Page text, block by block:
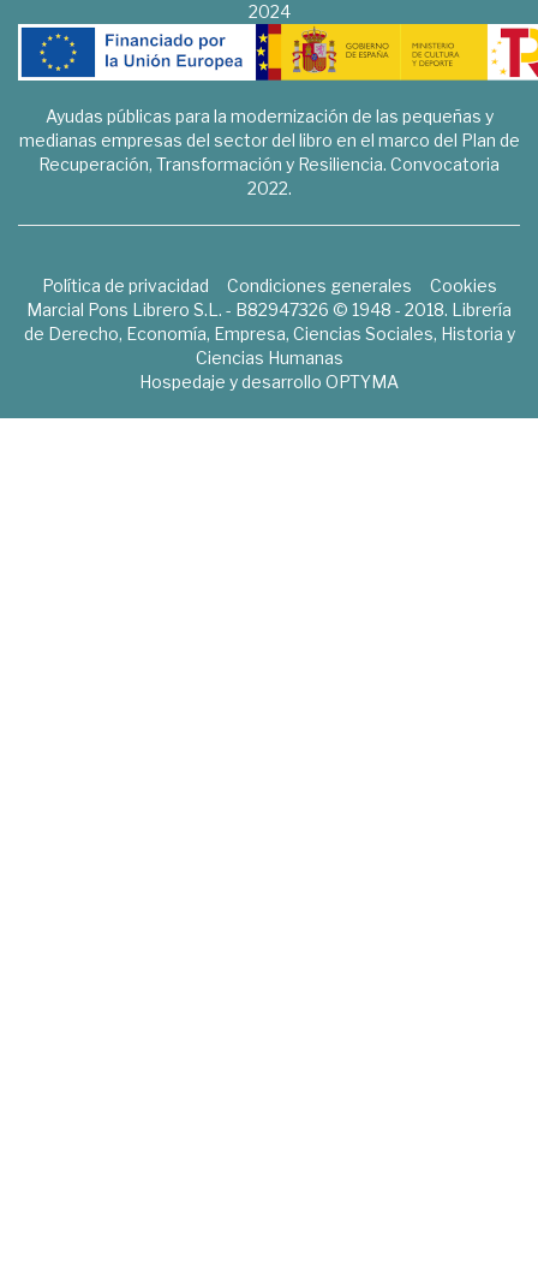
2024
Ayudas públicas para la modernización de las pequeñas y
medianas empresas del sector del libro en el marco del Plan de
Recuperación, Transformación y Resiliencia. Convocatoria
2022.
Política de privacidad Condiciones generales
Cookies
Marcial Pons Librero S.L. - B82947326 © 1948 - 2018. Librería
de Derecho, Economía, Empresa, Ciencias Sociales, Historia y
Ciencias Humanas
Hospedaje y desarrollo OPTYMA